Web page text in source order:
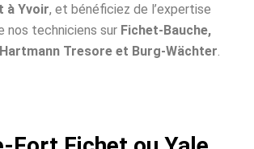
Yvoir, et bénéficiez de l’expertise
nos techniciens sur Fichet-Bauche,
Tresore et Burg-Wächter.